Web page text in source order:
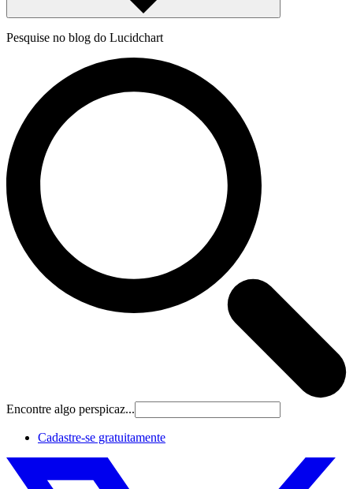
Pesquise no blog do Lucidchart
Encontre algo perspicaz...
Cadastre‐se gratuitamente